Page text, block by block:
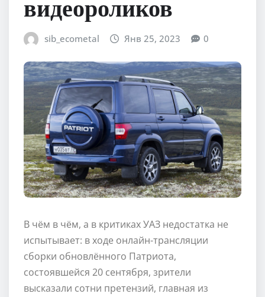
видеороликов
sib_ecometal Янв 25, 2023 0
В чём в чём, а в критиках УАЗ недостатка не
испытывает: в ходе онлайн-трансляции
сборки обновлённого Патриота,
состоявшейся 20 сентября, зрители
высказали сотни претензий, главная из